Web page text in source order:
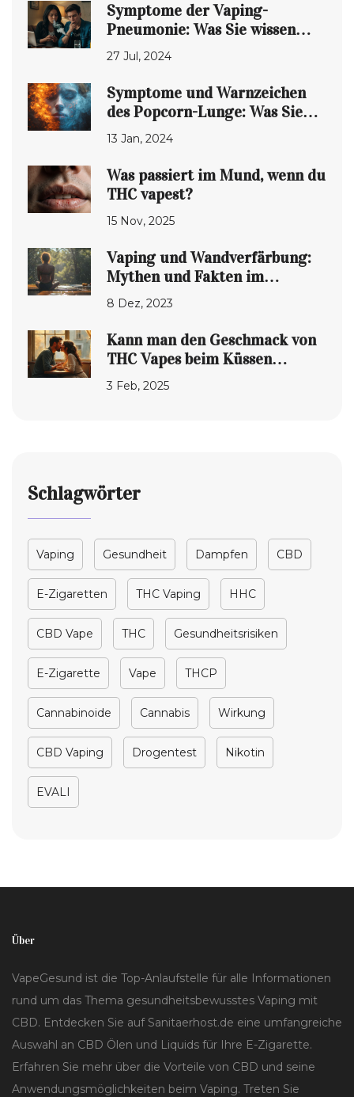
Symptome der Vaping-
Pneumonie: Was Sie wissen
müssen
27 Jul, 2024
Symptome und Warnzeichen
des Popcorn-Lunge: Was Sie
wissen müssen
13 Jan, 2024
Was passiert im Mund, wenn du
THC vapest?
15 Nov, 2025
Vaping und Wandverfärbung:
Mythen und Fakten im
Vergleich zum Rauchen
8 Dez, 2023
Kann man den Geschmack von
THC Vapes beim Küssen
wahrnehmen?
3 Feb, 2025
Schlagwörter
Vaping Gesundheit Dampfen CBD
E-Zigaretten THC Vaping HHC
CBD Vape THC Gesundheitsrisiken
E-Zigarette Vape THCP
Cannabinoide Cannabis Wirkung
CBD Vaping Drogentest Nikotin
EVALI
Über
VapeGesund ist die Top-Anlaufstelle für alle Informationen
rund um das Thema gesundheitsbewusstes Vaping mit
CBD. Entdecken Sie auf Sanitaerhost.de eine umfangreiche
Auswahl an CBD Ölen und Liquids für Ihre E-Zigarette.
Erfahren Sie mehr über die Vorteile von CBD und seine
Anwendungsmöglichkeiten beim Vaping. Treten Sie